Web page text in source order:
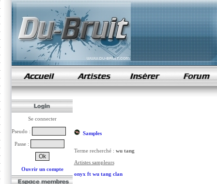
samples de rap
Se connecter
Pseudo :
Passe :
Ouvrir un compte
Samples
Terme recherché : wu tang
Artistes sampleurs
onyx ft wu tang clan